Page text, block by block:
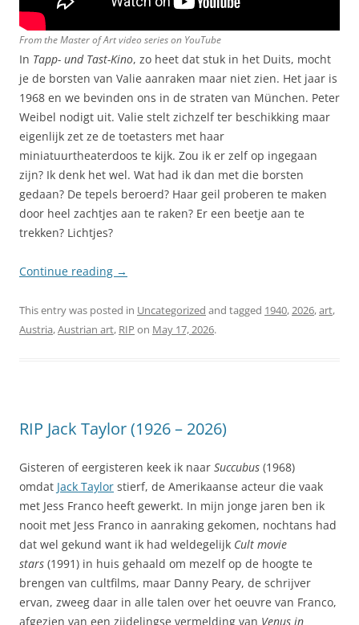
From the Master of Art video series on YouTube
In Tapp- und Tast-Kino, zo heet dat stuk in het Duits, mocht
je de borsten van Valie aanraken maar niet zien. Het jaar is
1968 en we bevinden ons in de straten van München. Peter
Weibel nodigt uit. Valie stelt zichzelf ter beschikking maar
eigenlijk zet ze de toetasters met haar
miniatuurtheaterdoos te kijk. Zou ik er zelf op ingegaan
zijn? Ik denk het wel. Wat had ik dan met die borsten
gedaan? De tepels beroerd? Haar geil proberen te maken
door heel zachtjes aan te raken? Er een beetje aan te
trekken? Lichtjes?
Continue reading →
This entry was posted in Uncategorized and tagged 1940,2026,art,
Austria,Austrian art, RIP on May 17, 2026.
RIP Jack Taylor (1926 – 2026)
Gisteren of eergisteren keek ik naar Succubus (1968)
omdat Jack Taylor stierf, de Amerikaanse acteur die vaak
met Jess Franco heeft gewerkt. In mijn jonge jaren ben ik
nooit met Jess Franco in aanraking gekomen, nochtans had
dat wel gekund want ik had weldegelijk Cult movie
stars (1991) in huis gehaald om mezelf op de hoogte te
brengen van cultfilms, maar Danny Peary, de schrijver
ervan, zweeg daar in alle talen over het oeuvre van Franco,
afgezien van een zijdelingse vermelding van Venus in